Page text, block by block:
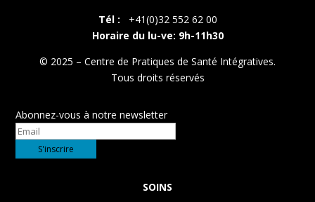
Tél :
+41(0)32 552 62 00
Horaire du lu-ve: 9h-11h30
© 2025 – Centre de Pratiques de Santé Intégratives.
Tous droits réservés
Abonnez-vous à notre newsletter
SOINS